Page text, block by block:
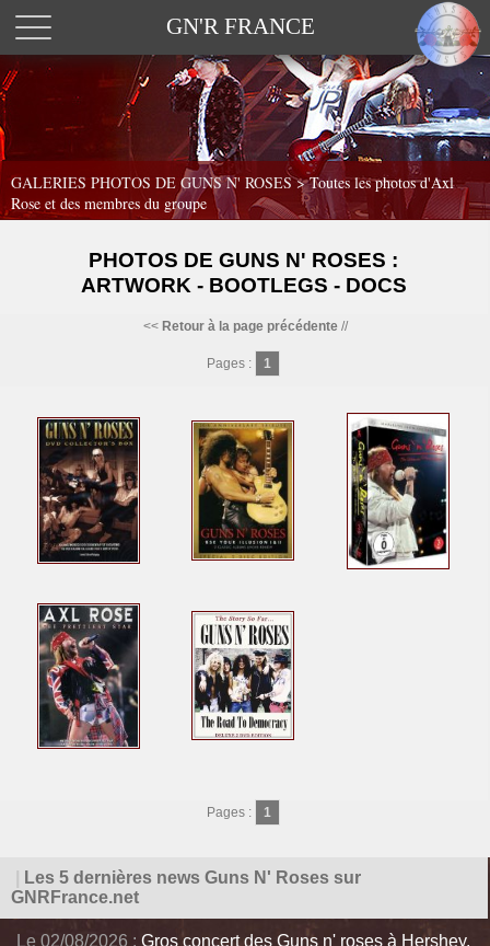
GN'R FRANCE
GALERIES PHOTOS DE GUNS N' ROSES >Toutes les photos d'Axl
Rose et des membres du groupe
PHOTOS DE GUNS N' ROSES :
ARTWORK - BOOTLEGS - DOCS
<< Retour à la page précédente//
Pages : 1
Pages : 1
Les 5 dernières news Guns N' Roses sur
GNRFrance.net
Le 02/08/2026 : Gros concert des Guns n' roses à Hershey,